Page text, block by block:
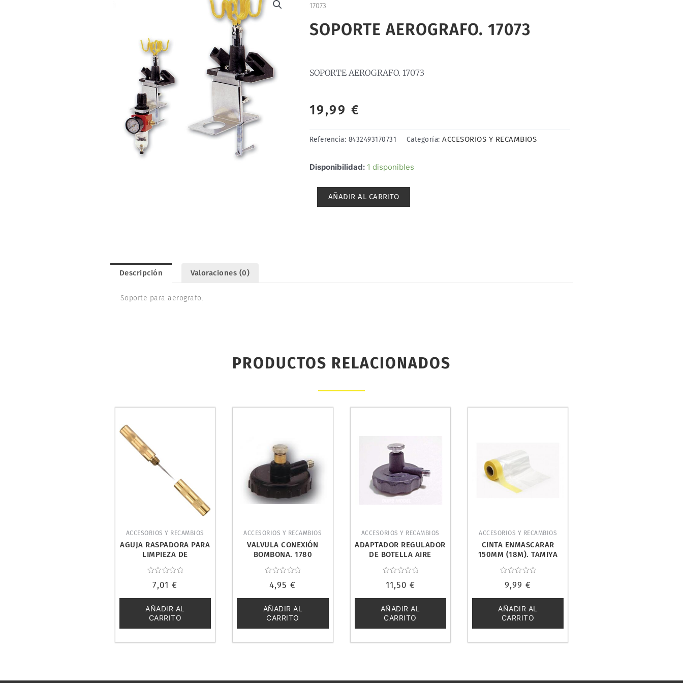
17073
SOPORTE AEROGRAFO. 17073
SOPORTE AEROGRAFO. 17073
19,99 €
Referencia: 8432493170731 Categoría:ACCESORIOS Y RECAMBIOS
Disponibilidad: 1 disponibles
SOPORTE
AÑADIR AL CARRITO
Descripción Valoraciones (0)
Soporte para aerografo.
PRODUCTOS RELACIONADOS
ACCESORIOS Y RECAMBIOS
AGUJA RASPADORA PARA
LIMPIEZA DE
26222
con
de
5
7,01€
AÑADIR AL
CARRITO
ACCESORIOS Y RECAMBIOS
VALVULA CONEXIÓN
BOMBONA. 1780
con
de
5
4,95€
AÑADIR AL
CARRITO
ACCESORIOS Y RECAMBIOS
ADAPTADOR REGULADOR
DE BOTELLA AIRE
38270
de
5
11,50 €
AÑADIR AL
CARRITO
ACCESORIOS Y RECAMBIOS
CINTA ENMASCARAR
150MM (18M). TAMIYA
con
de
5
9,99€
AÑADIR AL
CARRITO